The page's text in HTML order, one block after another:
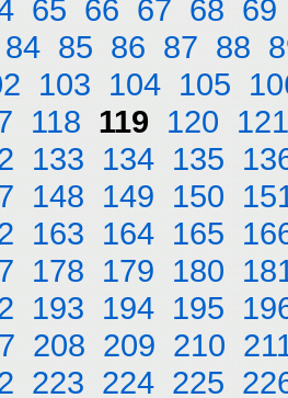
65 66 67 68 69
84 85 86 87 88
103 104 105
118 119 120 121
133 134 135
148 149 150
163 164 165
178 179 180
193 194 195
208 209 210
223 224 225